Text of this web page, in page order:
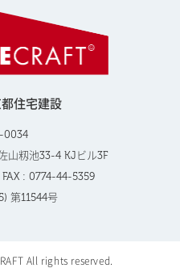
住宅建設
0034
山籾池33-4 KJビル3F
: 0774-44-5359
第11544号
All rights reserved.